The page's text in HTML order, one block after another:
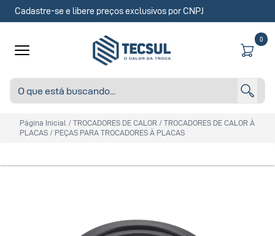
Cadastre-se e libere preços exclusivos por CNPJ
0
Página Inicial / TROCADORES DE CALOR / TROCADORES DE CALOR À
PLACAS / PEÇAS PARA TROCADORES À PLACAS